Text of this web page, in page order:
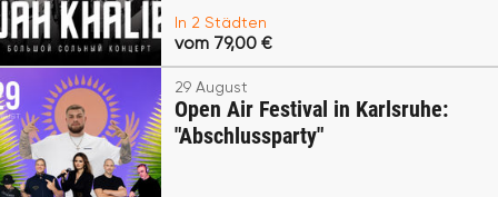
In 2 Städten
vom 79,00 €
29 August
Open Air Festival in Karlsruhe:
"Abschlussparty"